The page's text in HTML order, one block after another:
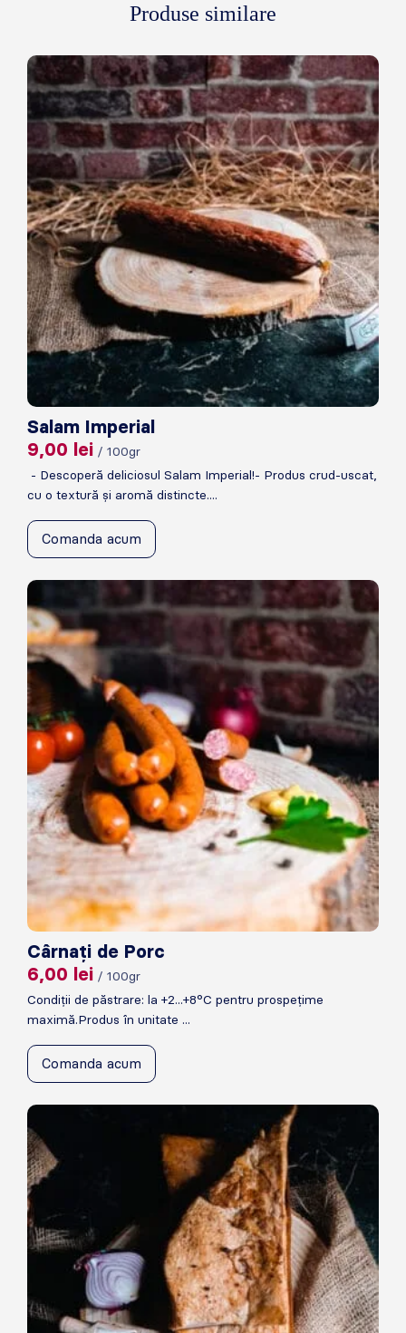
Produse similare
Salam Imperial
9,00 lei / 100gr
- Descoperă deliciosul Salam Imperial!- Produs crud-uscat,
cu o textură și aromă distincte....
Comanda acum
Cârnați de Porc
6,00 lei / 100gr
Condiții de păstrare: la +2...+8°C pentru prospețime
maximă.Produs în unitate ...
Comanda acum